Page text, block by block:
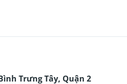
Trưng Tây, Quận 2